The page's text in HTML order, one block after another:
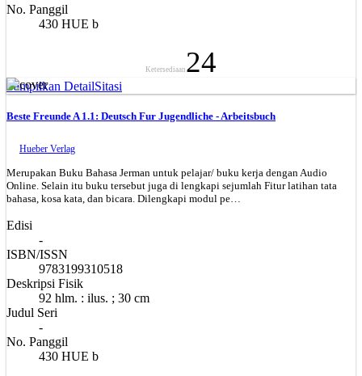
No. Panggil
430 HUE b
Ketersediaan 24
Tampilkan DetailSitasi
Beste Freunde A 1.1: Deutsch Fur Jugendliche - Arbeitsbuch
Hueber Verlag
Merupakan Buku Bahasa Jerman untuk pelajar/ buku kerja dengan Audio
Online. Selain itu buku tersebut juga di lengkapi sejumlah Fitur latihan tata
bahasa, kosa kata, dan bicara. Dilengkapi modul pe…
Edisi
-
ISBN/ISSN
9783199310518
Deskripsi Fisik
92 hlm. : ilus. ; 30 cm
Judul Seri
-
No. Panggil
430 HUE b